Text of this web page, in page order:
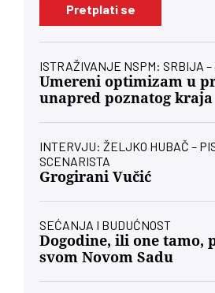
Pretplati se
ISTRAŽIVANJE NSPM: SRBIJA –
Umereni optimizam u
unapred poznatog kraja
INTERVJU: ŽELJKO HUBAČ –
SCENARISTA
Grogirani Vučić
SEĆANJA I BUDUĆNOST
Dogodine, ili one tamo,
svom Novom Sadu